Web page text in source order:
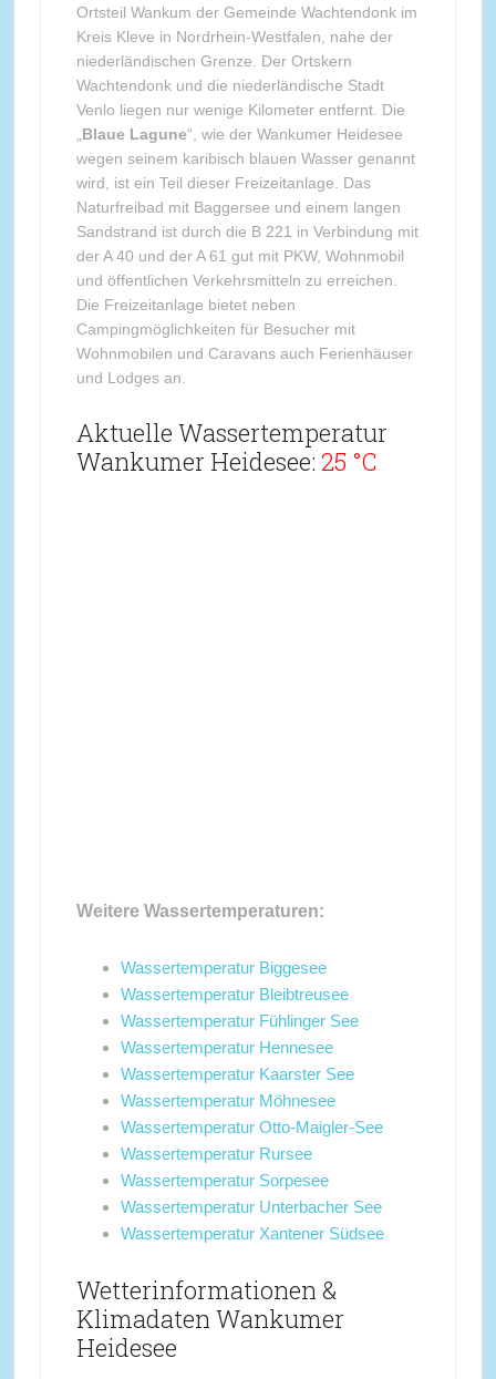
Ortsteil Wankum der Gemeinde Wachtendonk im
Kreis Kleve in Nordrhein-Westfalen, nahe der
niederländischen Grenze. Der Ortskern
Wachtendonk und die niederländische Stadt
Venlo liegen nur wenige Kilometer entfernt. Die
Blaue Lagune“, wie der Wankumer Heidesee
wegen seinem karibisch blauen Wasser genannt
wird, ist ein Teil dieser Freizeitanlage. Das
Naturfreibad mit Baggersee und einem langen
Sandstrand ist durch die B 221 in Verbindung mit
der A 40 und der A 61 gut mit PKW, Wohnmobil
und öffentlichen Verkehrsmitteln zu erreichen.
Die Freizeitanlage bietet neben
Campingmöglichkeiten für Besucher mit
Wohnmobilen und Caravans auch Ferienhäuser
und Lodges an.
Aktuelle Wassertemperatur
Wankumer Heidesee: 25 °C
Weitere Wassertemperaturen:
Wassertemperatur Biggesee
Wassertemperatur Bleibtreusee
Wassertemperatur Fühlinger See
Wassertemperatur Hennesee
Wassertemperatur Kaarster See
Wassertemperatur Möhnesee
Wassertemperatur Otto-Maigler-See
Wassertemperatur Rursee
Wassertemperatur Sorpesee
Wassertemperatur Unterbacher See
Wassertemperatur Xantener Südsee
Wetterinformationen &
Klimadaten Wankumer
Heidesee